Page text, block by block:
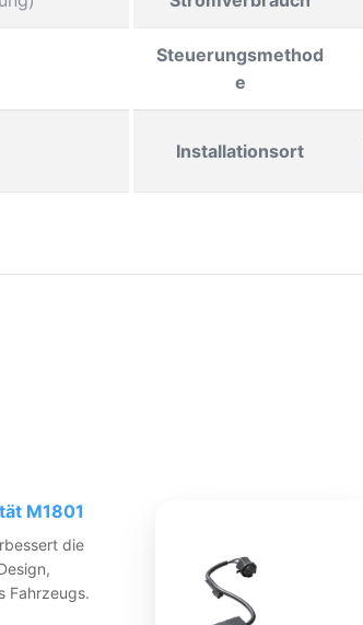
Steuerungsmethod
e
Installationsort
M1801
die
Fahrzeugs.